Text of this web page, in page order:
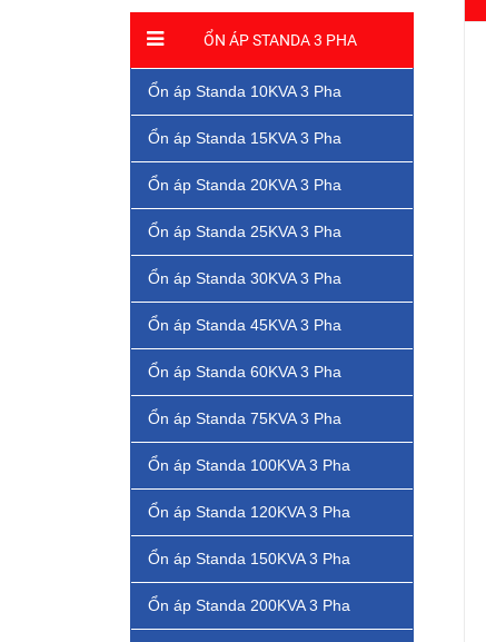
ỔN ÁP STANDA 3 PHA
Ổn áp Standa 10KVA 3 Pha
Ổn áp Standa 15KVA 3 Pha
Ổn áp Standa 20KVA 3 Pha
Ổn áp Standa 25KVA 3 Pha
Ổn áp Standa 30KVA 3 Pha
Ổn áp Standa 45KVA 3 Pha
Ổn áp Standa 60KVA 3 Pha
Ổn áp Standa 75KVA 3 Pha
Ổn áp Standa 100KVA 3 Pha
Ổn áp Standa 120KVA 3 Pha
Ổn áp Standa 150KVA 3 Pha
Ổn áp Standa 200KVA 3 Pha